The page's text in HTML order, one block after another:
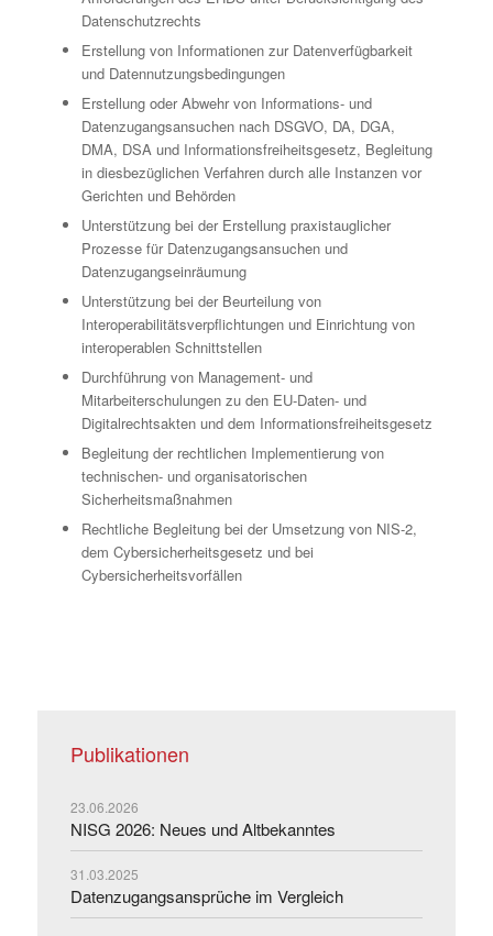
Datenschutzrechts
Erstellung von Informationen zur Datenverfügbarkeit
und Datennutzungsbedingungen
Erstellung oder Abwehr von Informations- und
Datenzugangsansuchen nach DSGVO, DA, DGA,
DMA, DSA und Informationsfreiheitsgesetz, Begleitung
in diesbezüglichen Verfahren durch alle Instanzen vor
Gerichten und Behörden
Unterstützung bei der Erstellung praxistauglicher
Prozesse für Datenzugangsansuchen und
Datenzugangseinräumung
Unterstützung bei der Beurteilung von
Interoperabilitätsverpflichtungen und Einrichtung von
interoperablen Schnittstellen
Durchführung von Management- und
Mitarbeiterschulungen zu den EU-Daten- und
Digitalrechtsakten und dem Informationsfreiheitsgesetz
Begleitung der rechtlichen Implementierung von
technischen- und organisatorischen
Sicherheitsmaßnahmen
Rechtliche Begleitung bei der Umsetzung von NIS-2,
dem Cybersicherheitsgesetz und bei
Cybersicherheitsvorfällen
Publikationen
23.06.2026
NISG 2026: Neues und Altbekanntes
31.03.2025
Datenzugangsansprüche im Vergleich